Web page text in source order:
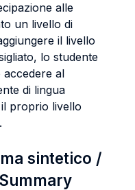
alle
un livello di
il livello
lo studente
accedere al
di lingua
proprio livello
sintetico /